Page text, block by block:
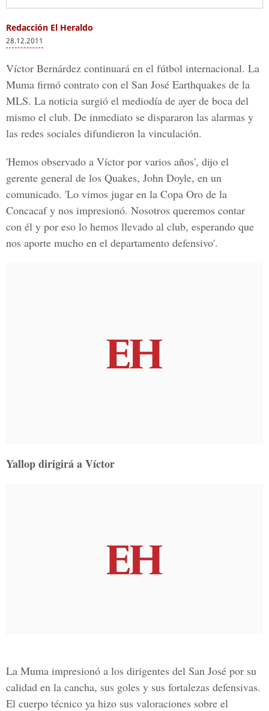
Redacción El Heraldo
28.12.2011
Víctor Bernárdez continuará en el fútbol internacional. La
Muma firmó contrato con el San José Earthquakes de la
MLS. La noticia surgió el mediodía de ayer de boca del
mismo el club. De inmediato se dispararon las alarmas y
las redes sociales difundieron la vinculación.
'Hemos observado a Víctor por varios años', dijo el
gerente general de los Quakes, John Doyle, en un
comunicado. 'Lo vimos jugar en la Copa Oro de la
Concacaf y nos impresionó. Nosotros queremos contar
con él y por eso lo hemos llevado al club, esperando que
nos aporte mucho en el departamento defensivo'.
Yallop dirigirá a Víctor
La Muma impresionó a los dirigentes del San José por su
calidad en la cancha, sus goles y sus fortalezas defensivas.
El cuerpo técnico ya hizo sus valoraciones sobre el